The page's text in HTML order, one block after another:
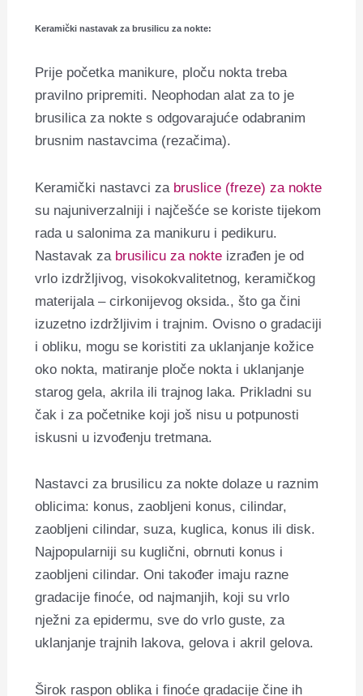
Keramički nastavak za brusilicu za nokte:
Prije početka manikure, ploču nokta treba
pravilno pripremiti. Neophodan alat za to je
brusilica za nokte s odgovarajuće odabranim
brusnim nastavcima (rezačima).
Keramički nastavci za bruslice (freze) za nokte
su najuniverzalniji i najčešće se koriste tijekom
rada u salonima za manikuru i pedikuru.
Nastavak za brusilicu za nokte izrađen je od
vrlo izdržljivog, visokokvalitetnog, keramičkog
materijala – cirkonijevog oksida., što ga čini
izuzetno izdržljivim i trajnim. Ovisno o gradaciji
i obliku, mogu se koristiti za uklanjanje kožice
oko nokta, matiranje ploče nokta i uklanjanje
starog gela, akrila ili trajnog laka. Prikladni su
čak i za početnike koji još nisu u potpunosti
iskusni u izvođenju tretmana.
Nastavci za brusilicu za nokte dolaze u raznim
oblicima: konus, zaobljeni konus, cilindar,
zaobljeni cilindar, suza, kuglica, konus ili disk.
Najpopularniji su kuglični, obrnuti konus i
zaobljeni cilindar. Oni također imaju razne
gradacije finoće, od najmanjih, koji su vrlo
nježni za epidermu, sve do vrlo guste, za
uklanjanje trajnih lakova, gelova i akril gelova.
Širok raspon oblika i finoće gradacije čine ih